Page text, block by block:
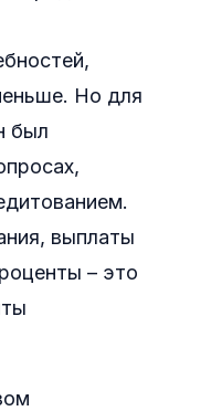
Но для
был
выплаты
– это